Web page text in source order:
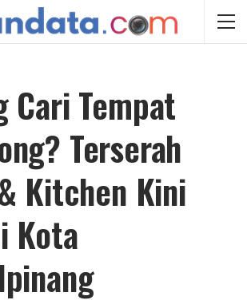
Cari Tempat
Terserah
Kitchen Kini
Kota